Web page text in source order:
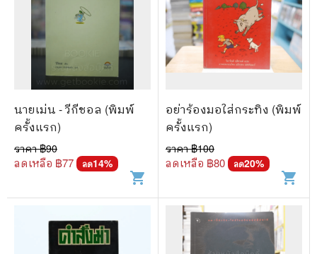
นายเม่น - วีกีชอล (พิมพ์
ครั้งแรก)
ราคา ฿90
ลดเหลือ ฿77 ลด14%
shopping_cart
อย่าร้องมอใส่กระทิง (พิมพ์
ครั้งแรก)
ราคา ฿100
ลดเหลือ ฿80 ลด20%
shopping_cart